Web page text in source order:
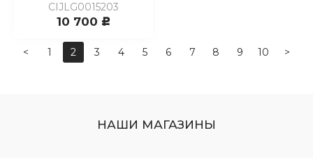
CIJLG0015203
10 700 c
< 1 2 3 4 5 6 7 8 9 10 >
НАШИ МАГАЗИНЫ